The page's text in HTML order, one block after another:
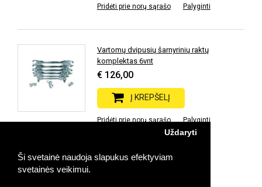
Ši svetainė naudoja slapukus efektyviam
svetainės veikimui.
Uždaryti
Pridėti prie norų sąrašo Palyginti
Vartomų dvipusių šarnyrinių raktų
komplektas 6vnt
€ 126,00
Į KREPŠELĮ
Pridėti prie norų sąrašo Palyginti
Prekių: 11 | Rodoma: 1-11 | Puslapių: 1